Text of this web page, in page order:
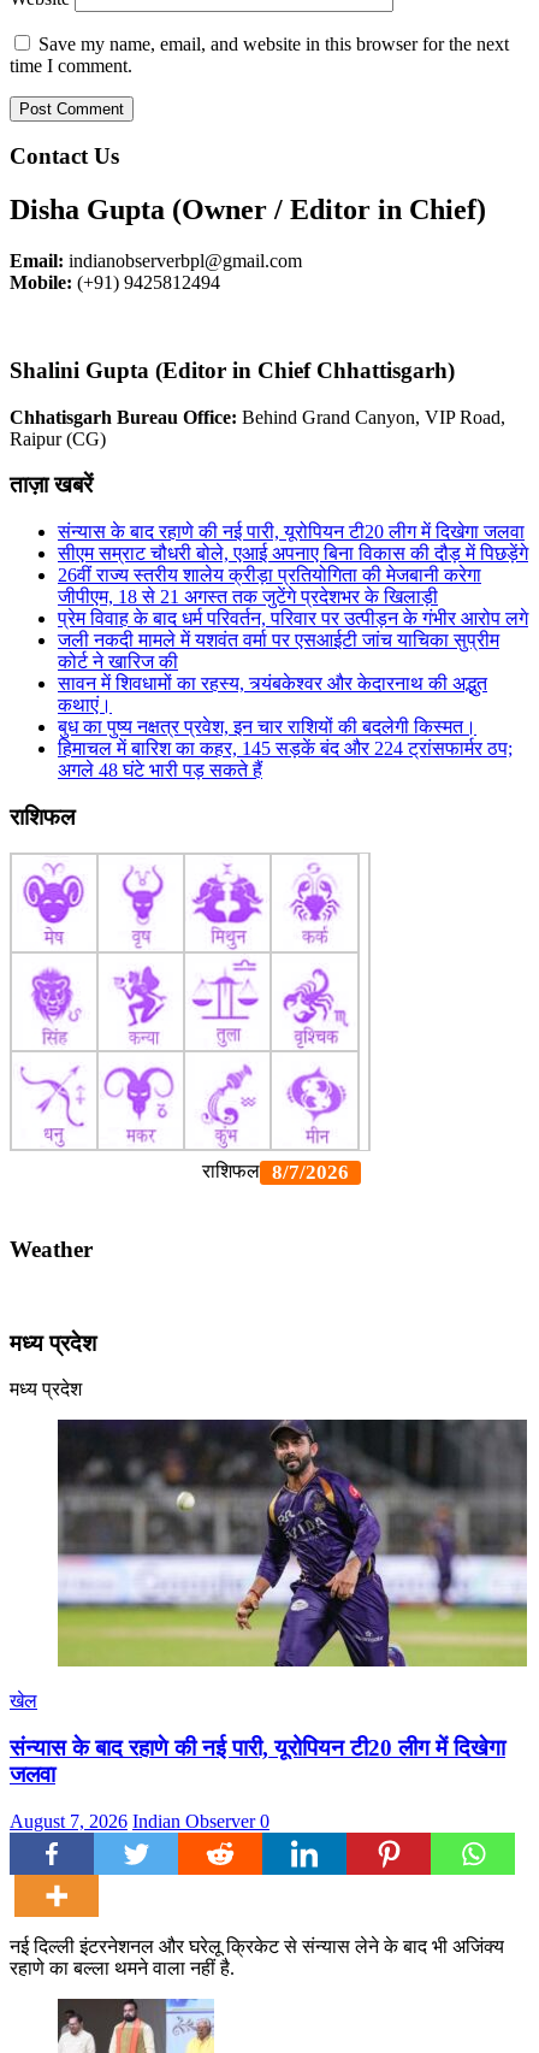
Save my name, email, and website in this browser for the next
time I comment.
Contact Us
Disha Gupta (Owner / Editor in Chief)
Email: indianobserverbpl@gmail.com
Mobile: (+91) 9425812494
Shalini Gupta (Editor in Chief Chhattisgarh)
Chhatisgarh Bureau Office: Behind Grand Canyon, VIP Road,
Raipur (CG)
ताज़ा खबरें
संन्यास के बाद रहाणे की नई पारी, यूरोपियन टी20 लीग में दिखेगा जलवा
सीएम सम्राट चौधरी बोले, एआई अपनाए बिना विकास की दौड़ में पिछड़ेंगे
26वीं राज्य स्तरीय शालेय क्रीड़ा प्रतियोगिता की मेजबानी करेगा
जीपीएम, 18 से 21 अगस्त तक जुटेंगे प्रदेशभर के खिलाड़ी
प्रेम विवाह के बाद धर्म परिवर्तन, परिवार पर उत्पीड़न के गंभीर आरोप लगे
जली नकदी मामले में यशवंत वर्मा पर एसआईटी जांच याचिका सुप्रीम
कोर्ट ने खारिज की
सावन में शिवधामों का रहस्य, त्र्यंबकेश्वर और केदारनाथ की अद्भुत
कथाएं।
बुध का पुष्य नक्षत्र प्रवेश, इन चार राशियों की बदलेगी किस्मत।
हिमाचल में बारिश का कहर, 145 सड़कें बंद और 224 ट्रांसफार्मर ठप;
अगले 48 घंटे भारी पड़ सकते हैं
राशिफल
Weather
मध्य प्रदेश
मध्य प्रदेश
खेल
संन्यास के बाद रहाणे की नई पारी, यूरोपियन टी20 लीग में दिखेगा
जलवा
August 7, 2026 Indian Observer0
नई दिल्ली इंटरनेशनल और घरेलू क्रिकेट से संन्यास लेने के बाद भी अजिंक्य
रहाणे का बल्ला थमने वाला नहीं है.